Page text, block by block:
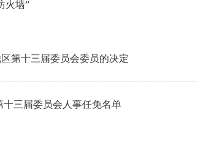
火墙”
第十三届委员会委员的决定
三届委员会人事任免名单